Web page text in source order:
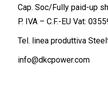
Cap. Soc/Fully paid-up
P. IVA – C.F.-EU Vat:
Tel. linea produttiva
info@dkcpower.com